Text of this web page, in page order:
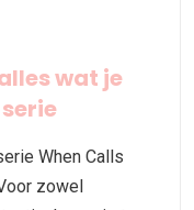
wat je
When Calls
zowel